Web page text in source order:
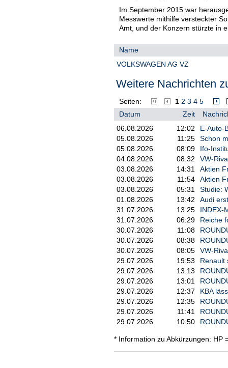
Im September 2015 war
Messwerte mithilfe versteckter
Amt, und der Konzern stürzte in
Name
VOLKSWAGEN AG VZ
Weitere Nachrichten
Seiten: 1 2 3 4 5
Datum
Zeit
06.08.2026
12:02
E-Auto-
05.08.2026
11:25
Schon
05.08.2026
08:09
Ifo-
04.08.2026
08:32
VW-
03.08.2026
14:31
Aktien
03.08.2026
11:54
Aktien
03.08.2026
05:31
Studie:
01.08.2026
13:42
Audi
31.07.2026
13:25
INDEX-
31.07.2026
06:29
Reiche
30.07.2026
11:08
30.07.2026
08:38
30.07.2026
08:05
VW-
29.07.2026
19:53
Renault
29.07.2026
13:13
29.07.2026
13:01
29.07.2026
12:37
KBA
29.07.2026
12:35
29.07.2026
11:41
29.07.2026
10:50
* Information zu Abkürzungen: HP